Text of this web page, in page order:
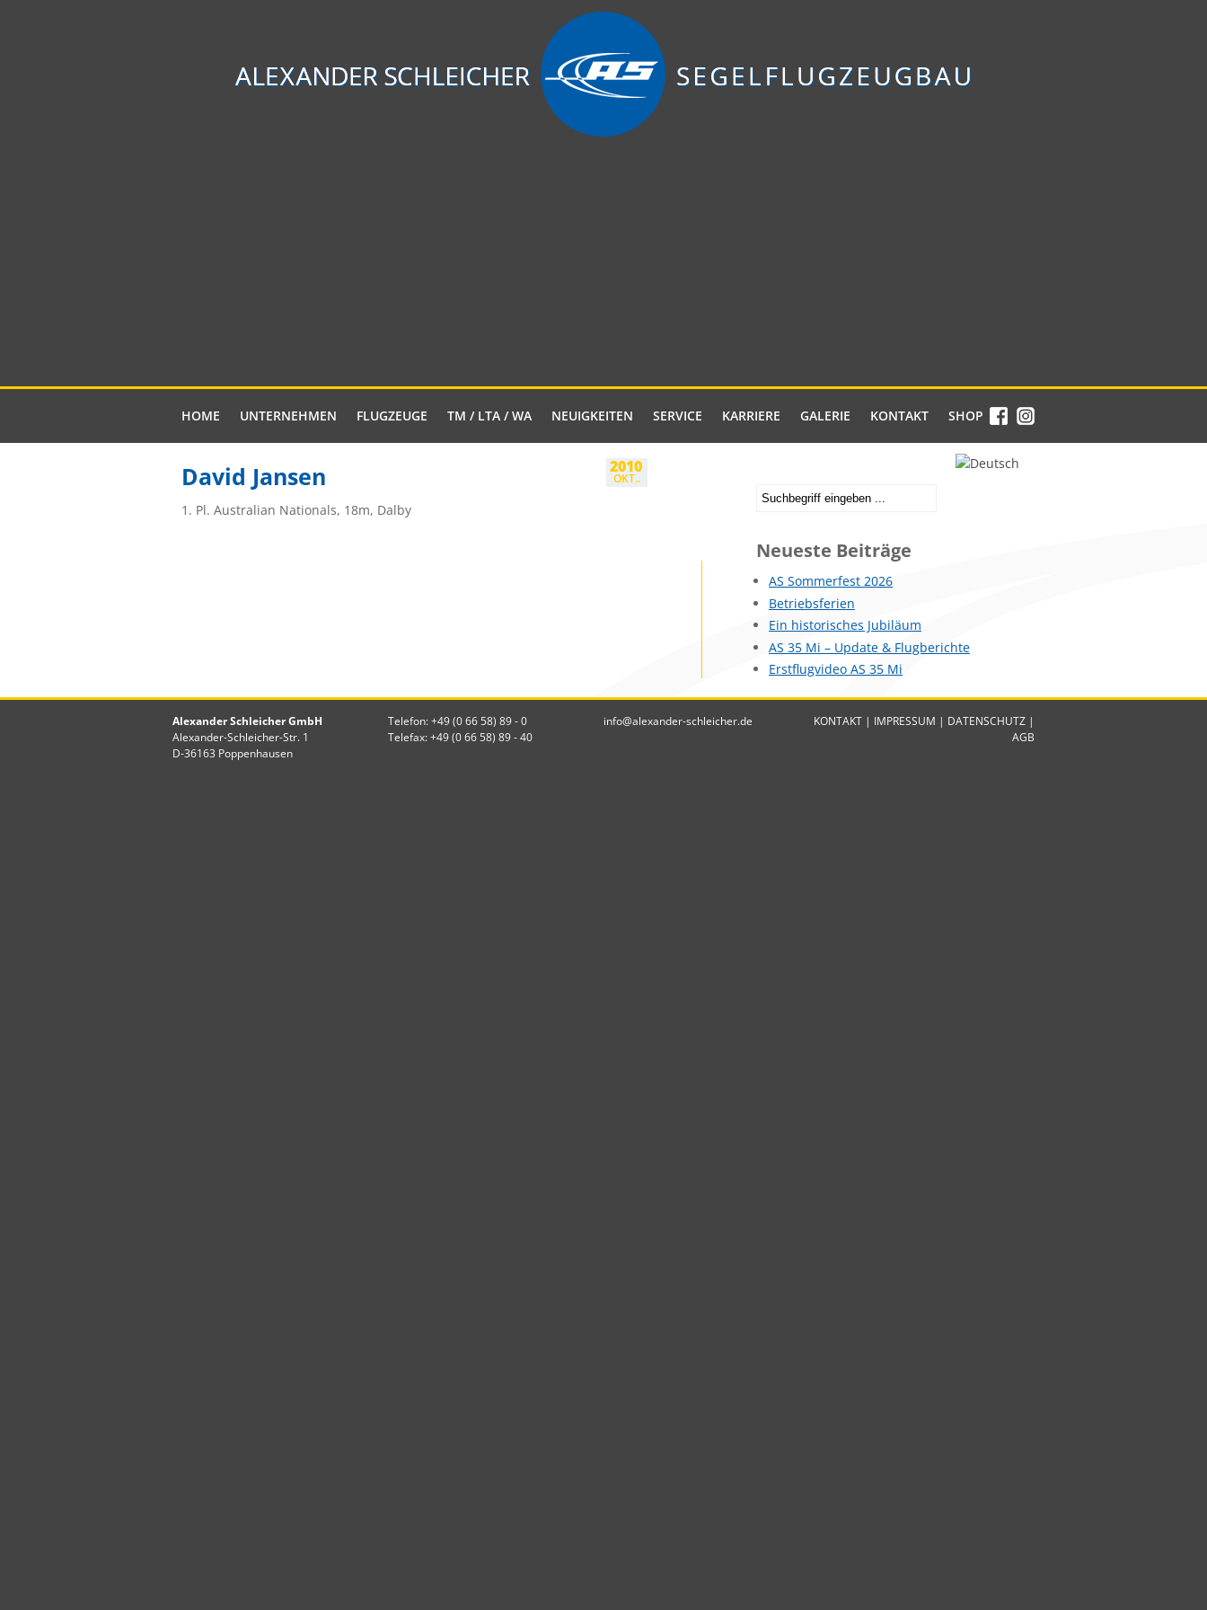
HOME UNTERNEHMEN FLUGZEUGE TM / LTA / WA NEUIGKEITEN SERVICE KARRIERE GALERIE KONTAKT SHOP
2010
OKT..
David Jansen
1. Pl. Australian Nationals, 18m, Dalby
Neueste Beiträge
AS Sommerfest 2026
Betriebsferien
Ein historisches Jubiläum
AS 35 Mi – Update & Flugberichte
Erstflugvideo AS 35 Mi
Alexander Schleicher GmbH
Alexander-Schleicher-Str. 1
D-36163 Poppenhausen
Telefon: +49 (0 66 58) 89 - 0
Telefax: +49 (0 66 58) 89 - 40
info@alexander-schleicher.de KONTAKT | IMPRESSUM | DATENSCHUTZ |
AGB